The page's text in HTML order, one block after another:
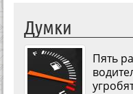
Думки
Пять